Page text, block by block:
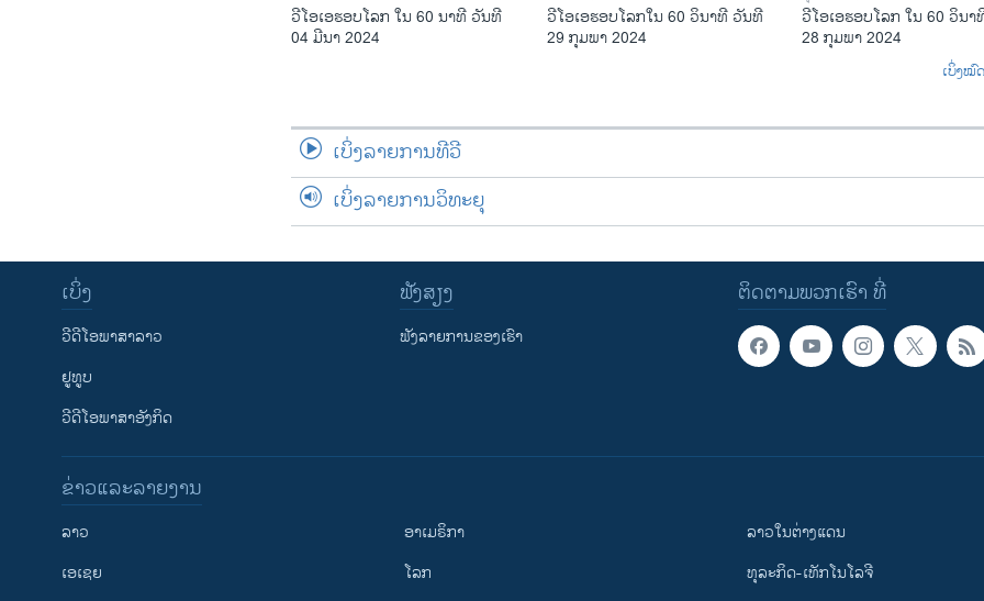
ວີໂອເອຮອບໂລກ ໃນ 60 ນາທີ ວັນທີ
04 ມີນາ 2024
ວີໂອເອຮອບໂລກໃນ 60 ວິນາທີ ວັນທີ
29 ກຸມພາ 2024
ວີໂອເອຮອບໂລກ ໃນ 60 ວິນ
28 ກຸມພາ 2024
ເບິ່ງໝົ
ເບິ່ງລາຍການທີວີ
ເບິ່ງລາຍການວິທະຍຸ
ຕິດຕາມພວກເຮົາ ທີ່
ເບິ່ງ
ວີດີໂອພາສາລາວ
ຢູທູບ
ວີດີໂອພາສາອັງກິດ
ຟັງສຽງ
ຟັງລາຍການຂອງເຮົາ
ຂ່າວແລະລາຍງານ
ລາວ
ເອເຊຍ
ອາເມຣິກາ
ໂລກ
ລາວໃນຕ່າງແດນ
ທຸລະກິດ-ເທັກໂນໂລຈີ